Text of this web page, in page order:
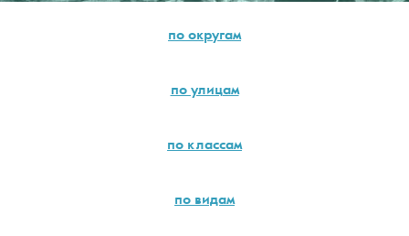
по округам
по улицам
по классам
по видам